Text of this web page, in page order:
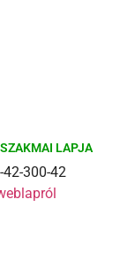
LAPJA
300-42